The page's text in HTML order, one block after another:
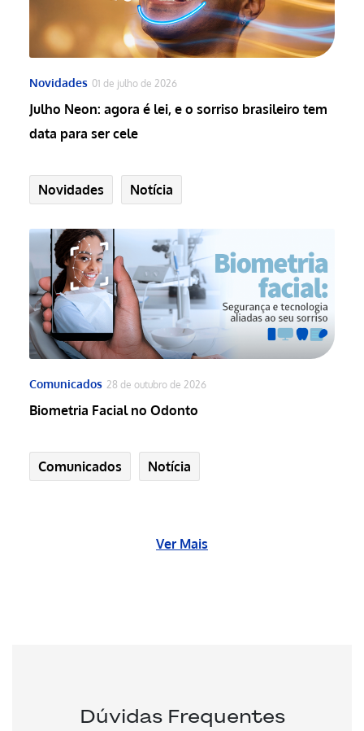
Novidades 01 de julho de 2026
Julho Neon: agora é lei, e o sorriso brasileiro tem
data para ser cele
Novidades Notícia
Comunicados 28 de outubro de 2026
Biometria Facial no Odonto
Comunicados Notícia
Ver Mais
Dúvidas Frequentes